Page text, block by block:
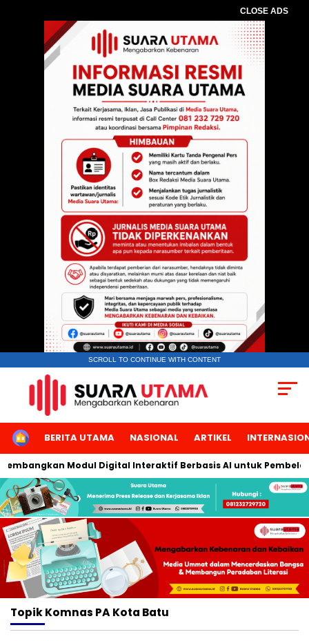
CLOSE ADS
SCROLL TO CONTINUE WITH CONTENT
HOMEBERITA UTAMA NASIONAL ARTIKEL
Modul Digital Interaktif Berbasis AI untuk
TopikKomnas PA Kota Batu